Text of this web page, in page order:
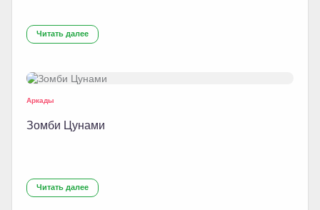
Читать далее
Аркады
Зомби Цунами
Читать далее